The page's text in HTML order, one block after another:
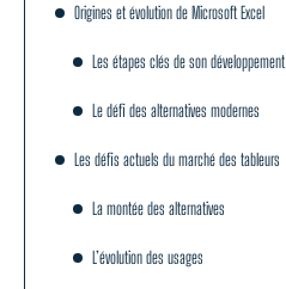
Origines et évolution de Microsoft Excel
Les étapes clés de son développement
Le défi des alternatives modernes
Les défis actuels du marché des tableurs
La montée des alternatives
L’évolution des usages